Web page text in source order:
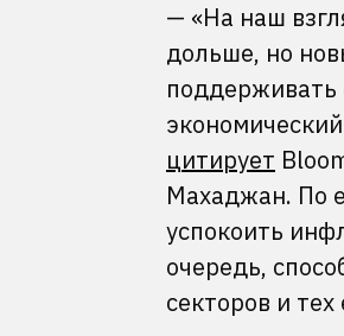
— «На наш
дольше, но
поддерживать
цитирует
Махаджан. По
успокоить
очередь,
секторов и